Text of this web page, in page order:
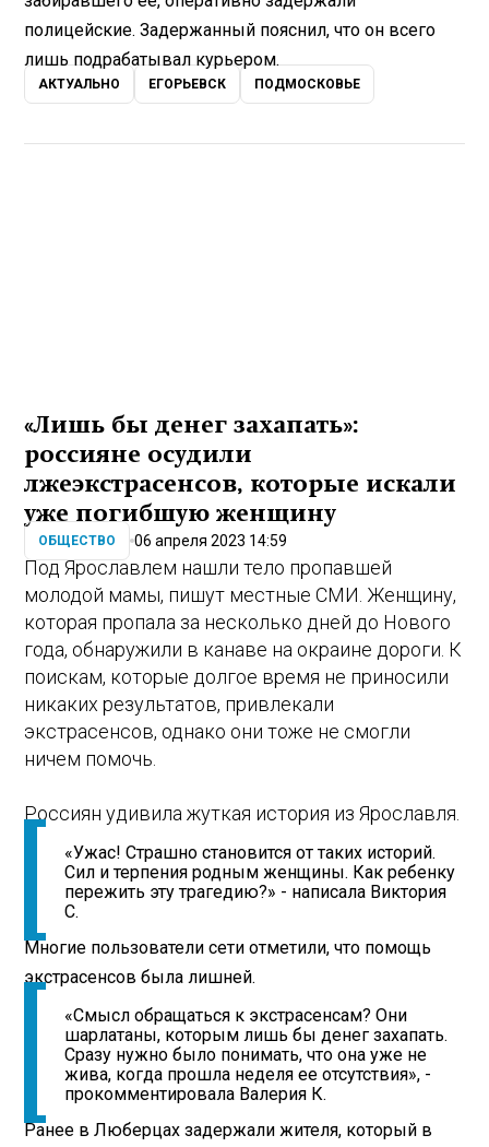
полицейские. Задержанный пояснил, что он всего
лишь подрабатывал курьером.
0:00 / 0:00
АКТУАЛЬНО ЕГОРЬЕВСК ПОДМОСКОВЬЕ
«Лишь бы денег захапать»:
россияне осудили
лжеэкстрасенсов, которые искали
уже погибшую женщину
ОБЩЕСТВО 06 апреля 2023 14:59
Под Ярославлем нашли тело пропавшей
молодой мамы, пишут местные СМИ. Женщину,
которая пропала за несколько дней до Нового
года, обнаружили в канаве на окраине дороги. К
поискам, которые долгое время не приносили
никаких результатов, привлекали
экстрасенсов, однако они тоже не смогли
ничем помочь.
Россиян удивила жуткая история из Ярославля.
«Ужас! Страшно становится от таких историй.
Сил и терпения родным женщины. Как ребенку
пережить эту трагедию?» - написала Виктория
С.
Многие пользователи сети отметили, что помощь
экстрасенсов была лишней.
«Смысл обращаться к экстрасенсам? Они
шарлатаны, которым лишь бы денег захапать.
Сразу нужно было понимать, что она уже не
жива, когда прошла неделя ее отсутствия», -
прокомментировала Валерия К.
Ранее в Люберцах задержали жителя, который в